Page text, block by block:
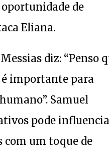
oportunidade de
Eliana.
diz: “Penso
é importante para
Samuel
pode
com um toque de